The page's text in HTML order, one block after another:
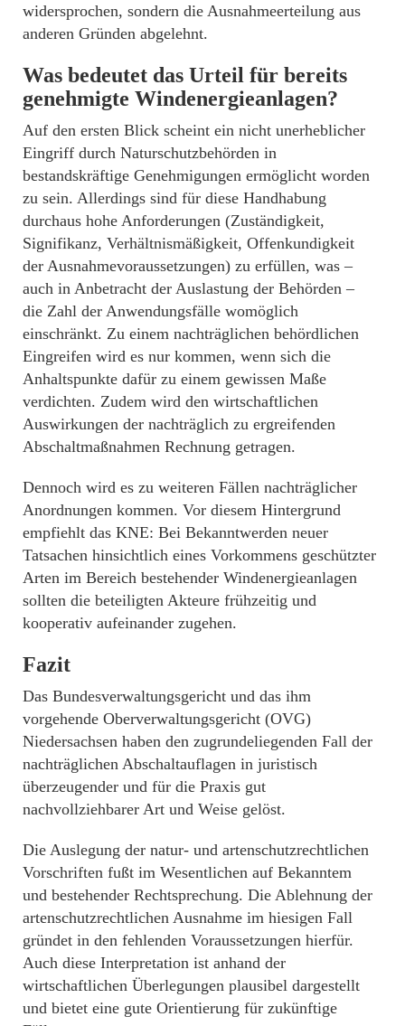
widersprochen, sondern die Ausnahmeerteilung aus
anderen Gründen abgelehnt.
Was bedeutet das Urteil für bereits
genehmigte Windenergieanlagen?
Auf den ersten Blick scheint ein nicht unerheblicher
Eingriff durch Naturschutzbehörden in
bestandskräftige Genehmigungen ermöglicht worden
zu sein. Allerdings sind für diese Handhabung
durchaus hohe Anforderungen (Zuständigkeit,
Signifikanz, Verhältnismäßigkeit, Offenkundigkeit
der Ausnahmevoraussetzungen) zu erfüllen, was –
auch in Anbetracht der Auslastung der Behörden –
die Zahl der Anwendungsfälle womöglich
einschränkt. Zu einem nachträglichen behördlichen
Eingreifen wird es nur kommen, wenn sich die
Anhaltspunkte dafür zu einem gewissen Maße
verdichten. Zudem wird den wirtschaftlichen
Auswirkungen der nachträglich zu ergreifenden
Abschaltmaßnahmen Rechnung getragen.
Dennoch wird es zu weiteren Fällen nachträglicher
Anordnungen kommen. Vor diesem Hintergrund
empfiehlt das KNE: Bei Bekanntwerden neuer
Tatsachen hinsichtlich eines Vorkommens geschützter
Arten im Bereich bestehender Windenergieanlagen
sollten die beteiligten Akteure frühzeitig und
kooperativ aufeinander zugehen.
Fazit
Das Bundesverwaltungsgericht und das ihm
vorgehende Oberverwaltungsgericht (OVG)
Niedersachsen haben den zugrundeliegenden Fall der
nachträglichen Abschaltauflagen in juristisch
überzeugender und für die Praxis gut
nachvollziehbarer Art und Weise gelöst.
Die Auslegung der natur- und artenschutzrechtlichen
Vorschriften fußt im Wesentlichen auf Bekanntem
und bestehender Rechtsprechung. Die Ablehnung der
artenschutzrechtlichen Ausnahme im hiesigen Fall
gründet in den fehlenden Voraussetzungen hierfür.
Auch diese Interpretation ist anhand der
wirtschaftlichen Überlegungen plausibel dargestellt
und bietet eine gute Orientierung für zukünftige